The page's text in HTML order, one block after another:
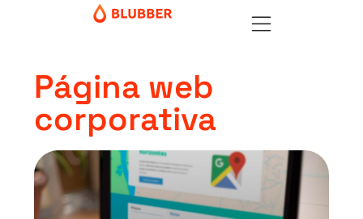
Página web
corporativa